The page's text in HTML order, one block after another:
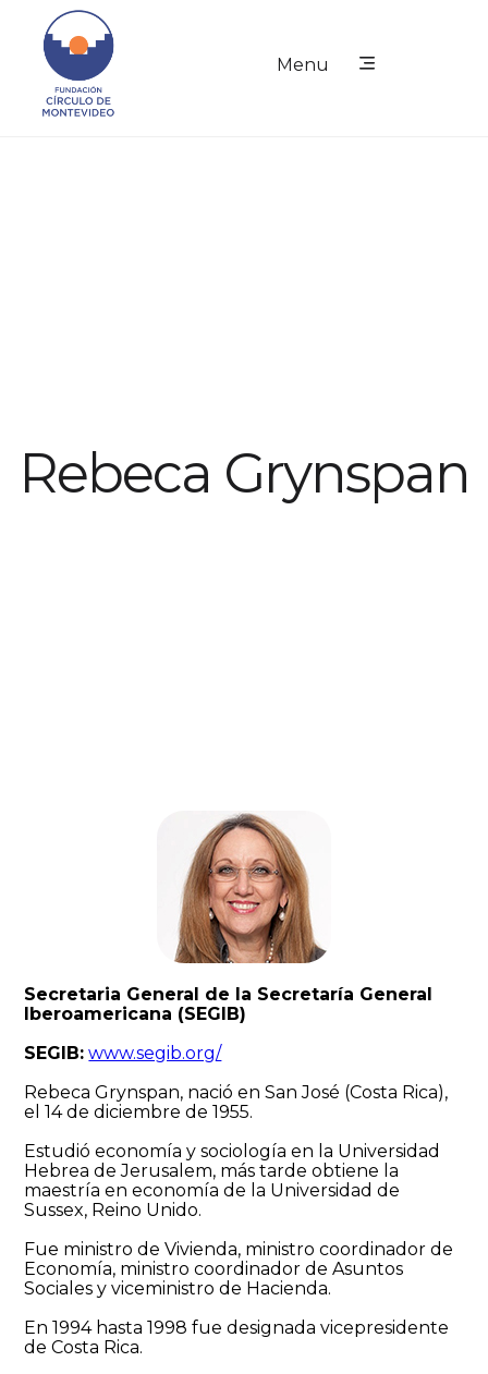
Menu
Rebeca Grynspan
Secretaria General de la Secretaría General
Iberoamericana (SEGIB)
SEGIB: www.segib.org/
Rebeca Grynspan, nació en San José (Costa Rica),
el 14 de diciembre de 1955.
Estudió economía y sociología en la Universidad
Hebrea de Jerusalem, más tarde obtiene la
maestría en economía de la Universidad de
Sussex, Reino Unido.
Fue ministro de Vivienda, ministro coordinador de
Economía, ministro coordinador de Asuntos
Sociales y viceministro de Hacienda.
En 1994 hasta 1998 fue designada vicepresidente
de Costa Rica.